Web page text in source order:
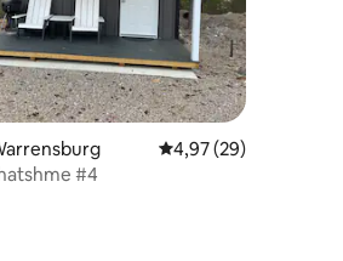
5, 47 vlerësime Vlerësimi mesatar
4,97 (29)
#4